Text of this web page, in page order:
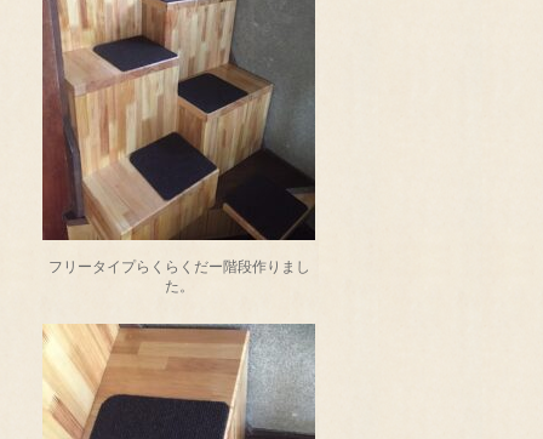
フリータイプらくらくだー階段作りまし
た。